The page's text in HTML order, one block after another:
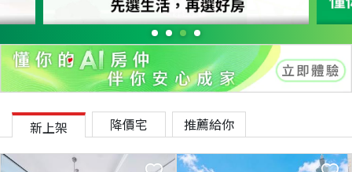
新上架 降價宅 推薦給你